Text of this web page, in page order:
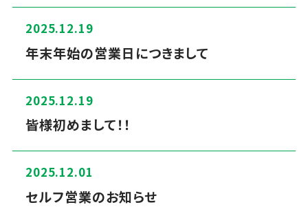
2025.12.19
年末年始の営業日につきまして
2025.12.19
皆様初めまして！！
2025.12.01
セルフ営業のお知らせ